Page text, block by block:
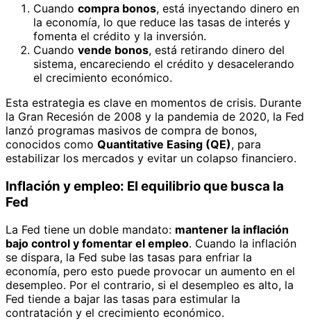
Cuando compra bonos, está inyectando dinero en
la economía, lo que reduce las tasas de interés y
fomenta el crédito y la inversión.
Cuando vende bonos, está retirando dinero del
sistema, encareciendo el crédito y desacelerando
el crecimiento económico.
Esta estrategia es clave en momentos de crisis. Durante
la Gran Recesión de 2008 y la pandemia de 2020, la Fed
lanzó programas masivos de compra de bonos,
conocidos como Quantitative Easing (QE), para
estabilizar los mercados y evitar un colapso financiero.
Inflación y empleo: El equilibrio que busca la
Fed
La Fed tiene un doble mandato: mantener la inflación
bajo control y fomentar el empleo. Cuando la inflación
se dispara, la Fed sube las tasas para enfriar la
economía, pero esto puede provocar un aumento en el
desempleo. Por el contrario, si el desempleo es alto, la
Fed tiende a bajar las tasas para estimular la
contratación y el crecimiento económico.